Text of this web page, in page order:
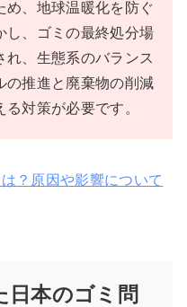
め、地球温暖化を防ぐ
し、ゴミの最終処分場
れ、生態系のバランス
の推進と廃棄物の削減
対策が必要です。
？原因や影響について
日本のゴミ問